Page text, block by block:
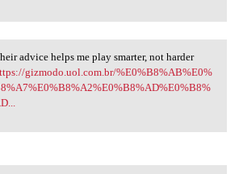
advice helps me play
advice helps me play smarter, not harder
gizmodo.uol.com.br/%E0%B8%AB%E0%